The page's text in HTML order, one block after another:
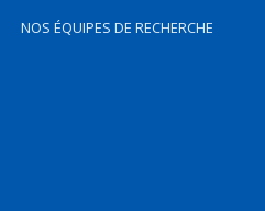
NOS ÉQUIPES DE RECHERCHE